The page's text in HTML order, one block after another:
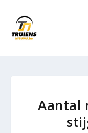
Aantal